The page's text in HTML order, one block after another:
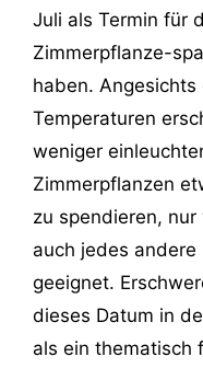
Juli als Termin für
Zimmerpflanze-
haben.
Temperaturen
weniger
Zimmerpflanzen
zu spendieren,
auch jedes
geeignet.
dieses Datum in
als ein thematisch